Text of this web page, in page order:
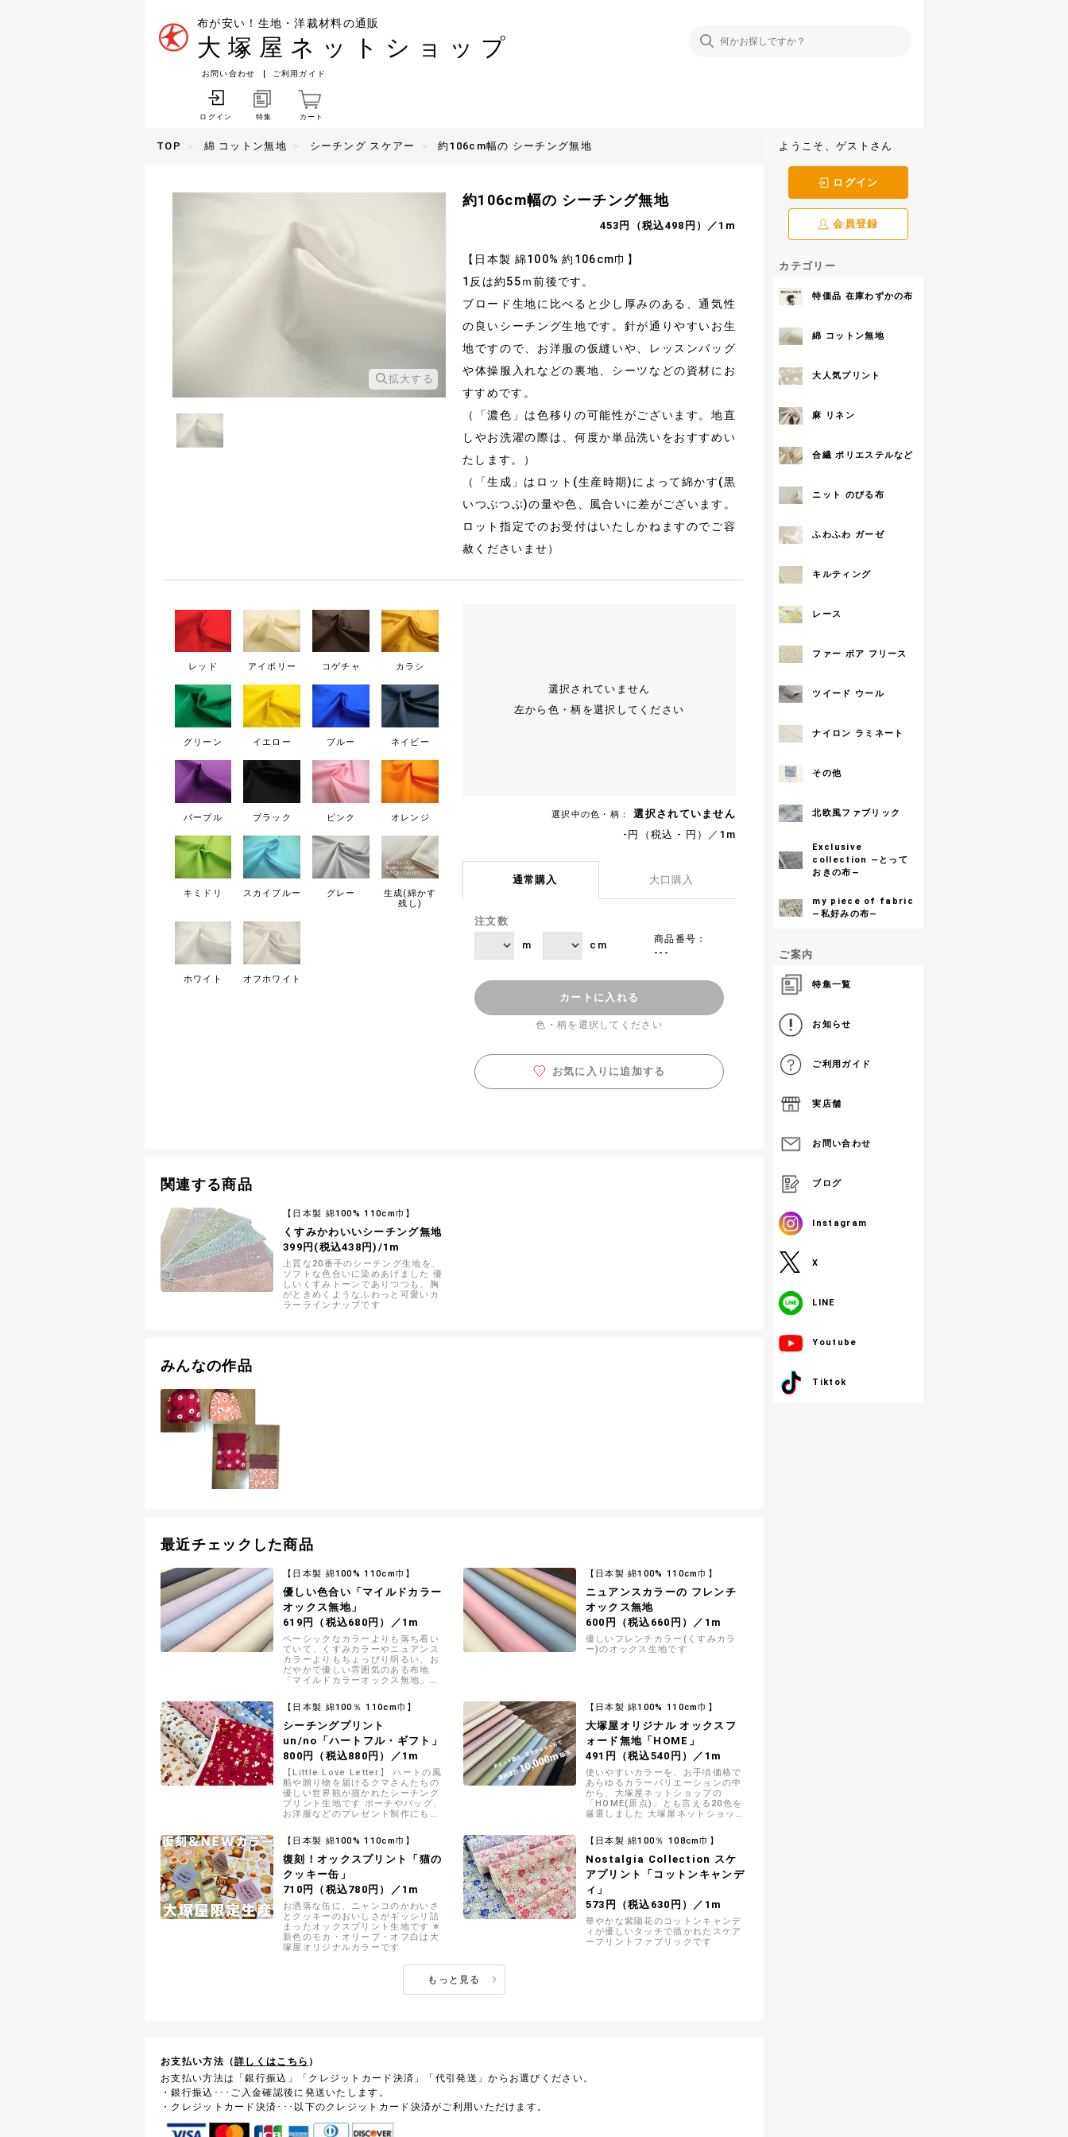
布が安い！生地・洋裁材料の通販
大塚屋ネットショップ
お問い合わせ ご利用ガイド
ログイン 特集 カート
TOP 綿 コットン無地 シーチング スケアー 約106cm幅の シーチング無地
拡大する
約106cm幅の シーチング無地
453円（税込498円）／1m
【日本製 綿100% 約106cm巾】
1反は約55ｍ前後です。
ブロード生地に比べると少し厚みのある、通気性
の良いシーチング生地です。針が通りやすいお生
地ですので、お洋服の仮縫いや、レッスンバッグ
や体操服入れなどの裏地、シーツなどの資材にお
すすめです。
（「濃色」は色移りの可能性がございます。地直
しやお洗濯の際は、何度か単品洗いをおすすめい
たします。）
（「生成」はロット(生産時期)によって綿かす(黒
いつぶつぶ)の量や色、風合いに差がございます。
ロット指定でのお受付はいたしかねますのでご容
赦くださいませ）
レッド アイボリー コゲチャ カラシ
グリーン イエロー ブルー ネイビー
パープル ブラック ピンク オレンジ
キミドリ スカイブルー グレー
生成(綿かす
残し)
ホワイト オフホワイト
選択されていません
左から色・柄を選択してください
選択中の色・柄：
選択されていません
-円（税込 - 円）／1m
通常購入 大口購入
注文数
m cm
商品番号：
---
カートに入れる
色・柄を選択してください
お気に入りに追加する
関連する商品
【日本製 綿100% 110cm巾】
くすみかわいいシーチング無地
399円(税込438円)/1m
上質な20番手のシーチング生地を、
ソフトな色合いに染めあげました 優
しいくすみトーンでありつつも、胸
がときめくようなふわっと可愛いカ
ラーラインナップです
みんなの作品
最近チェックした商品
【日本製 綿100% 110cm巾】
優しい色合い「マイルドカラー
オックス無地」
619円（税込680円）／1m
ベーシックなカラーよりも落ち着い
ていて、くすみカラーやニュアンス
カラーよりもちょっぴり明るい、お
だやかで優しい雰囲気のある布地
「マイルドカラーオックス無地」で
【日本製 綿100% 110cm巾】
ニュアンスカラーの フレンチ
オックス無地
600円（税込660円）／1m
優しいフレンチカラー(くすみカラ
ー)のオックス生地です
【日本製 綿100％ 110cm巾】
シーチングプリント
un/no「ハートフル・ギフト」
800円（税込880円）／1m
【Little Love Letter】 ハートの風
船や贈り物を届けるクマさんたちの
優しい世界観が描かれたシーチング
プリント生地です ポーチやバッグ、
お洋服などのプレゼント制作にも是
【日本製 綿100% 110cm巾】
大塚屋オリジナル オックスフ
ォード無地「HOME」
491円（税込540円）／1m
使いやすいカラーを、お手頃価格で
あらゆるカラーバリエーションの中
から、大塚屋ネットショップの
「HOME(原点)」とも言える20色を
厳選しました 大塚屋ネットショップ
色を追加しました
【日本製 綿100% 110cm巾】
復刻！オックスプリント「猫の
クッキー缶」
710円（税込780円）／1m
お洒落な缶に、ニャンコのかわいさ
とクッキーのおいしさがギッシリ詰
まったオックスプリント生地です ※
新色のモカ・オリーブ・オフ白は大
塚屋オリジナルカラーです
【日本製 綿100％ 108cm巾】
Nostalgia Collection スケ
アプリント「コットンキャンデ
ィ」
573円（税込630円）／1m
華やかな紫陽花のコットンキャンデ
ィが優しいタッチで描かれたスケア
ープリントファブリックです
もっと見る
お支払い方法（詳しくはこちら ）
お支払い方法は「銀行振込」「クレジットカード決済」「代引発送」からお選びください。
・銀行振込･･･ご入金確認後に発送いたします。
・クレジットカード決済･･･以下のクレジットカード決済がご利用いただけます。
ようこそ、ゲストさん
ログイン
会員登録
カテゴリー
特価品 在庫わずかの布
綿 コットン無地
大人気プリント
麻 リネン
合繊 ポリエステルなど
ニット のびる布
ふわふわ ガーゼ
キルティング
レース
ファー ボア フリース
ツイード ウール
ナイロン ラミネート
その他
北欧風ファブリック
Exclusive
collection ―とって
おきの布―
my piece of fabric
―私好みの布―
ご案内
特集一覧
お知らせ
ご利用ガイド
実店舗
お問い合わせ
ブログ
Instagram
X
LINE
Youtube
Tiktok